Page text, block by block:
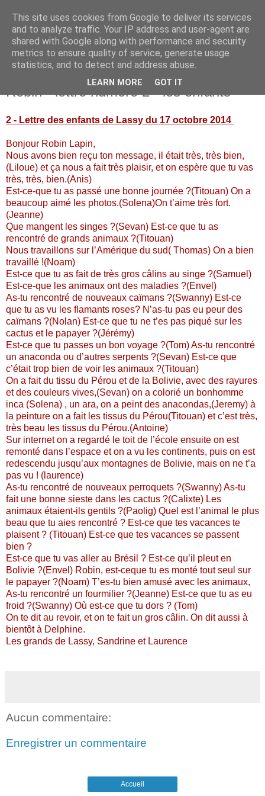
La Terre dans le guidon
Tour du monde en famille à vélo
Robin - lettre numéro 2 - les enfants
2 - Lettre des enfants de Lassy du 17 octobre 2014
Bonjour Robin Lapin,
Nous avons bien reçu ton message, il était très, très bien,
(Liloue) et ça nous a fait très plaisir, et on espère que tu vas
très, très, bien.(Anis)
Est-ce-que tu as passé une bonne journée ?(Titouan) On a
beaucoup aimé les photos.(Solena)On t’aime très fort.
(Jeanne)
Que mangent les singes ?(Sevan) Est-ce que tu as
rencontré de grands animaux ?(Titouan)
Nous travaillons sur l’Amérique du sud( Thomas) On a bien
travaillé !(Noam)
Est-ce que tu as fait de très gros câlins au singe ?(Samuel)
Est-ce-que les animaux ont des maladies ?(Envel)
As-tu rencontré de nouveaux caïmans ?(Swanny) Est-ce
que tu as vu les flamants roses? N’as-tu pas eu peur des
caïmans ?(Nolan) Est-ce que tu ne t’es pas piqué sur les
cactus et le papayer ?(Jérémy)
Est-ce que tu passes un bon voyage ?(Tom) As-tu rencontré
un anaconda ou d’autres serpents ?(Sevan) Est-ce que
c’était trop bien de voir les animaux ?(Titouan)
On a fait du tissu du Pérou et de la Bolivie, avec des rayures
et des couleurs vives,(Sevan) on a colorié un bonhomme
inca (Solena) , un ara, on a peint des anacondas,(Jeremy) à
la peinture on a fait les tissus du Pérou(Titouan) et c’est très,
très beau les tissus du Pérou.(Antoine)
Sur internet on a regardé le toit de l’école ensuite on est
remonté dans l’espace et on a vu les continents, puis on est
redescendu jusqu’aux montagnes de Bolivie, mais on ne t’a
pas vu ! (laurence)
As-tu rencontré de nouveaux perroquets ?(Swanny) As-tu
fait une bonne sieste dans les cactus ?(Calixte) Les
animaux étaient-ils gentils ?(Paolig) Quel est l’animal le plus
beau que tu aies rencontré ? Est-ce que tes vacances te
plaisent ? (Titouan) Est-ce que tes vacances se passent
bien ?
Est-ce que tu vas aller au Brésil ? Est-ce qu’il pleut en
Bolivie ?(Envel) Robin, est-ceque tu es monté tout seul sur
le papayer ?(Noam) T’es-tu bien amusé avec les animaux,
As-tu rencontré un fourmilier ?(Jeanne) Est-ce que tu as eu
froid ?(Swanny) Où est-ce que tu dors ? (Tom)
On te dit au revoir, et on te fait un gros câlin. On dit aussi à
bientôt à Delphine.
Les grands de Lassy, Sandrine et Laurence
Aucun commentaire:
Enregistrer un commentaire
Accueil
This site uses cookies from Google to deliver its services
and to analyze traffic. Your IP address and user-agent are
shared with Google along with performance and security
metrics to ensure quality of service, generate usage
statistics, and to detect and address abuse.
LEARN MORE GOT IT